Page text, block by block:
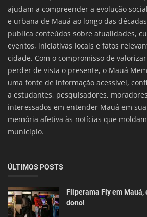
ajudam a compreender a evolução
e urbana de Mauá ao longo das
publica conteúdos sobre atualidades,
eventos, iniciativas locais e fatos
cidade. Com o compromisso de
perder de vista o presente, o Mauá
uma fonte de informação acessível,
a estudantes, pesquisadores,
interessados em entender Mauá em
memória afetiva às notícias que
município.
ÚLTIMOS POSTS
Fliperama Fly em
dono!